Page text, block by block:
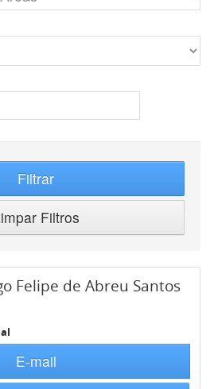
Filtrar
Filtros
Felipe de Abreu Santos
E-mail